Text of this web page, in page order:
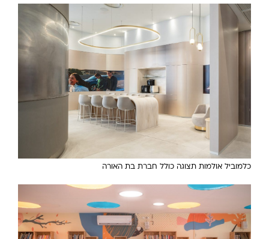
כלמוביל אולמות תצוגה כולל חברת בת האורה